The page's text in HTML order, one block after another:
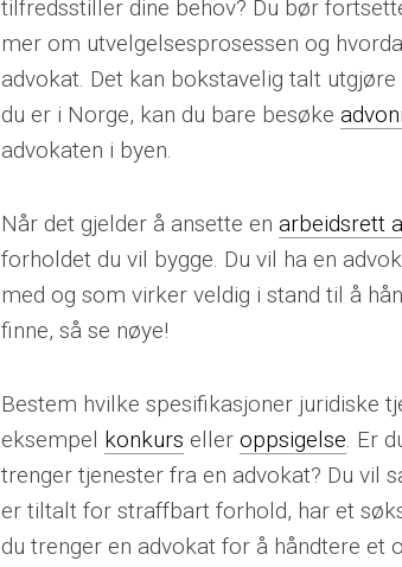
tilfredsstiller dine behov? Du bør
mer om utvelgelsesprosessen og
advokat. Det kan bokstavelig talt
du er i Norge, kan du bare besøke
advokaten i byen.
Når det gjelder å ansette en arbeidsrett
forholdet du vil bygge. Du vil ha en
med og som virker veldig i stand til å
finne, så se nøye!
Bestem hvilke spesifikasjoner juridiske
eksempel konkurs eller oppsigelse. Er
trenger tjenester fra en advokat? Du vil
er tiltalt for straffbart forhold, har et
du trenger en advokat for å håndtere et